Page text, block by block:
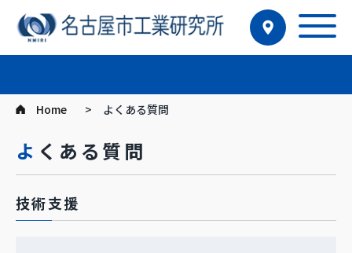
Home よくある質問
よくある質問
技術支援